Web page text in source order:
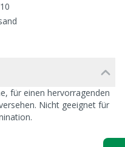
für einen hervorragenden
Nicht geeignet für